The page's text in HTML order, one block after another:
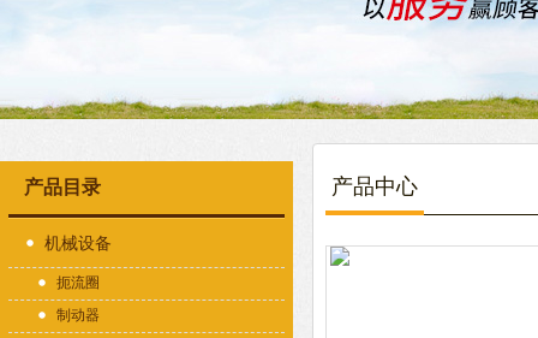
产品目录
机械设备
扼流圈
制动器
产品中心